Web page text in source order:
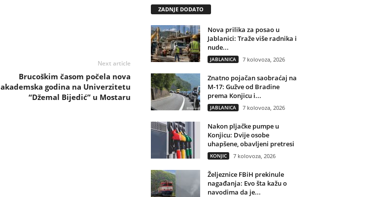
Next article
Brucoškim časom počela nova
akademska godina na Univerzitetu
“Džemal Bijedić” u Mostaru
ZADNJE DODATO
Nova prilika za posao u
Jablanici: Traže više radnika i
nude...
JABLANICA 7 kolovoza, 2026
Znatno pojačan saobraćaj na
M-17: Gužve od Bradine
prema Konjicu i...
JABLANICA 7 kolovoza, 2026
Nakon pljačke pumpe u
Konjicu: Dvije osobe
uhapšene, obavljeni pretresi
KONJIC 7 kolovoza, 2026
Željeznice FBiH prekinule
nagađanja: Evo šta kažu o
navodima da je...